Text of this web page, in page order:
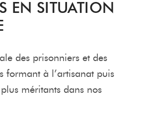
EN SITUATION
des prisonniers et des
formant à l’artisanat puis
méritants dans nos